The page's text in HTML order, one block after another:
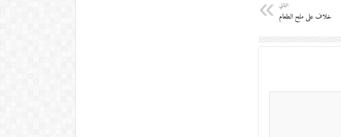
التالي
خلاف على ملح الطعام